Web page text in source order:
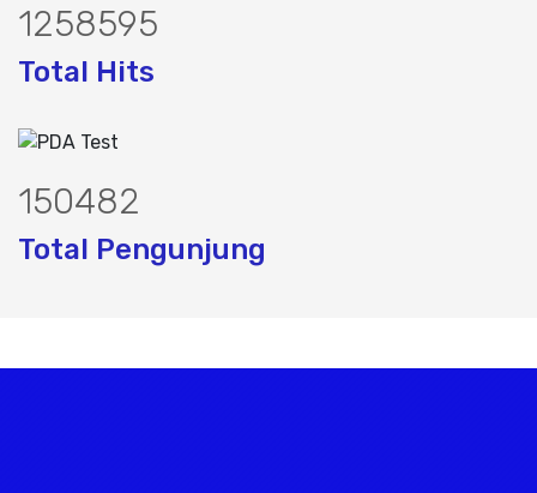
1593328
Total Hits
191182
Total Pengunjung